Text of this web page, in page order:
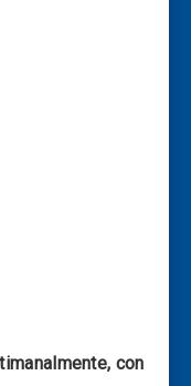
con